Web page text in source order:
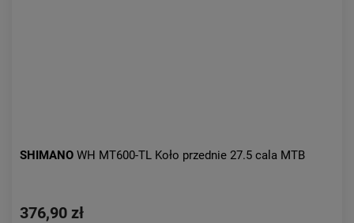
SHIMANO WH MT600-TL Koło przednie 27.5 cala MTB
376,90 zł